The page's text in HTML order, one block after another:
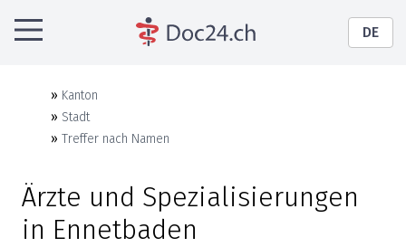
DE
» Kanton
» Stadt
» Treffer nach Namen
Ärzte und Spezialisierungen
in Ennetbaden